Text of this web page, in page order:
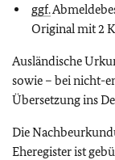
ggf.
Original mit 2
Ausländische
sowie – bei nicht-
Übersetzung ins
Die
Eheregister ist